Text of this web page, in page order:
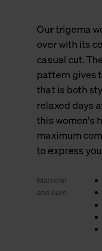
Our trigema
over with its
casual cut.
pattern gives
that is both
relaxed days
this women's
maximum
to express
Matreial
and care